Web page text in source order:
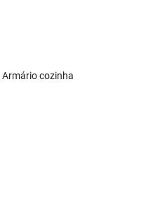
Armário cozinha